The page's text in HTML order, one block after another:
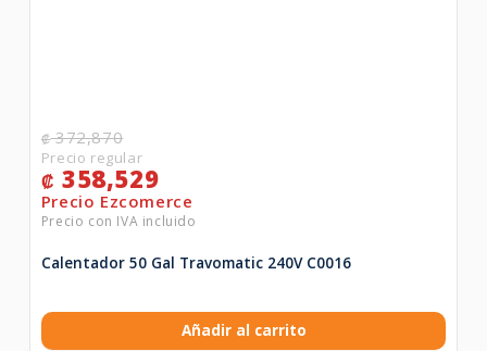
₡372,870
₡ 358,529
Calentador 50 Gal Travomatic 240V C0016
Añadir al carrito